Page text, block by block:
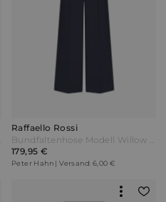
Raffaello Rossi
Bundfaltenhose Modell Willow O Raffaello Rossi blau
179,95 €
Peter Hahn | Versand: 6,00 €